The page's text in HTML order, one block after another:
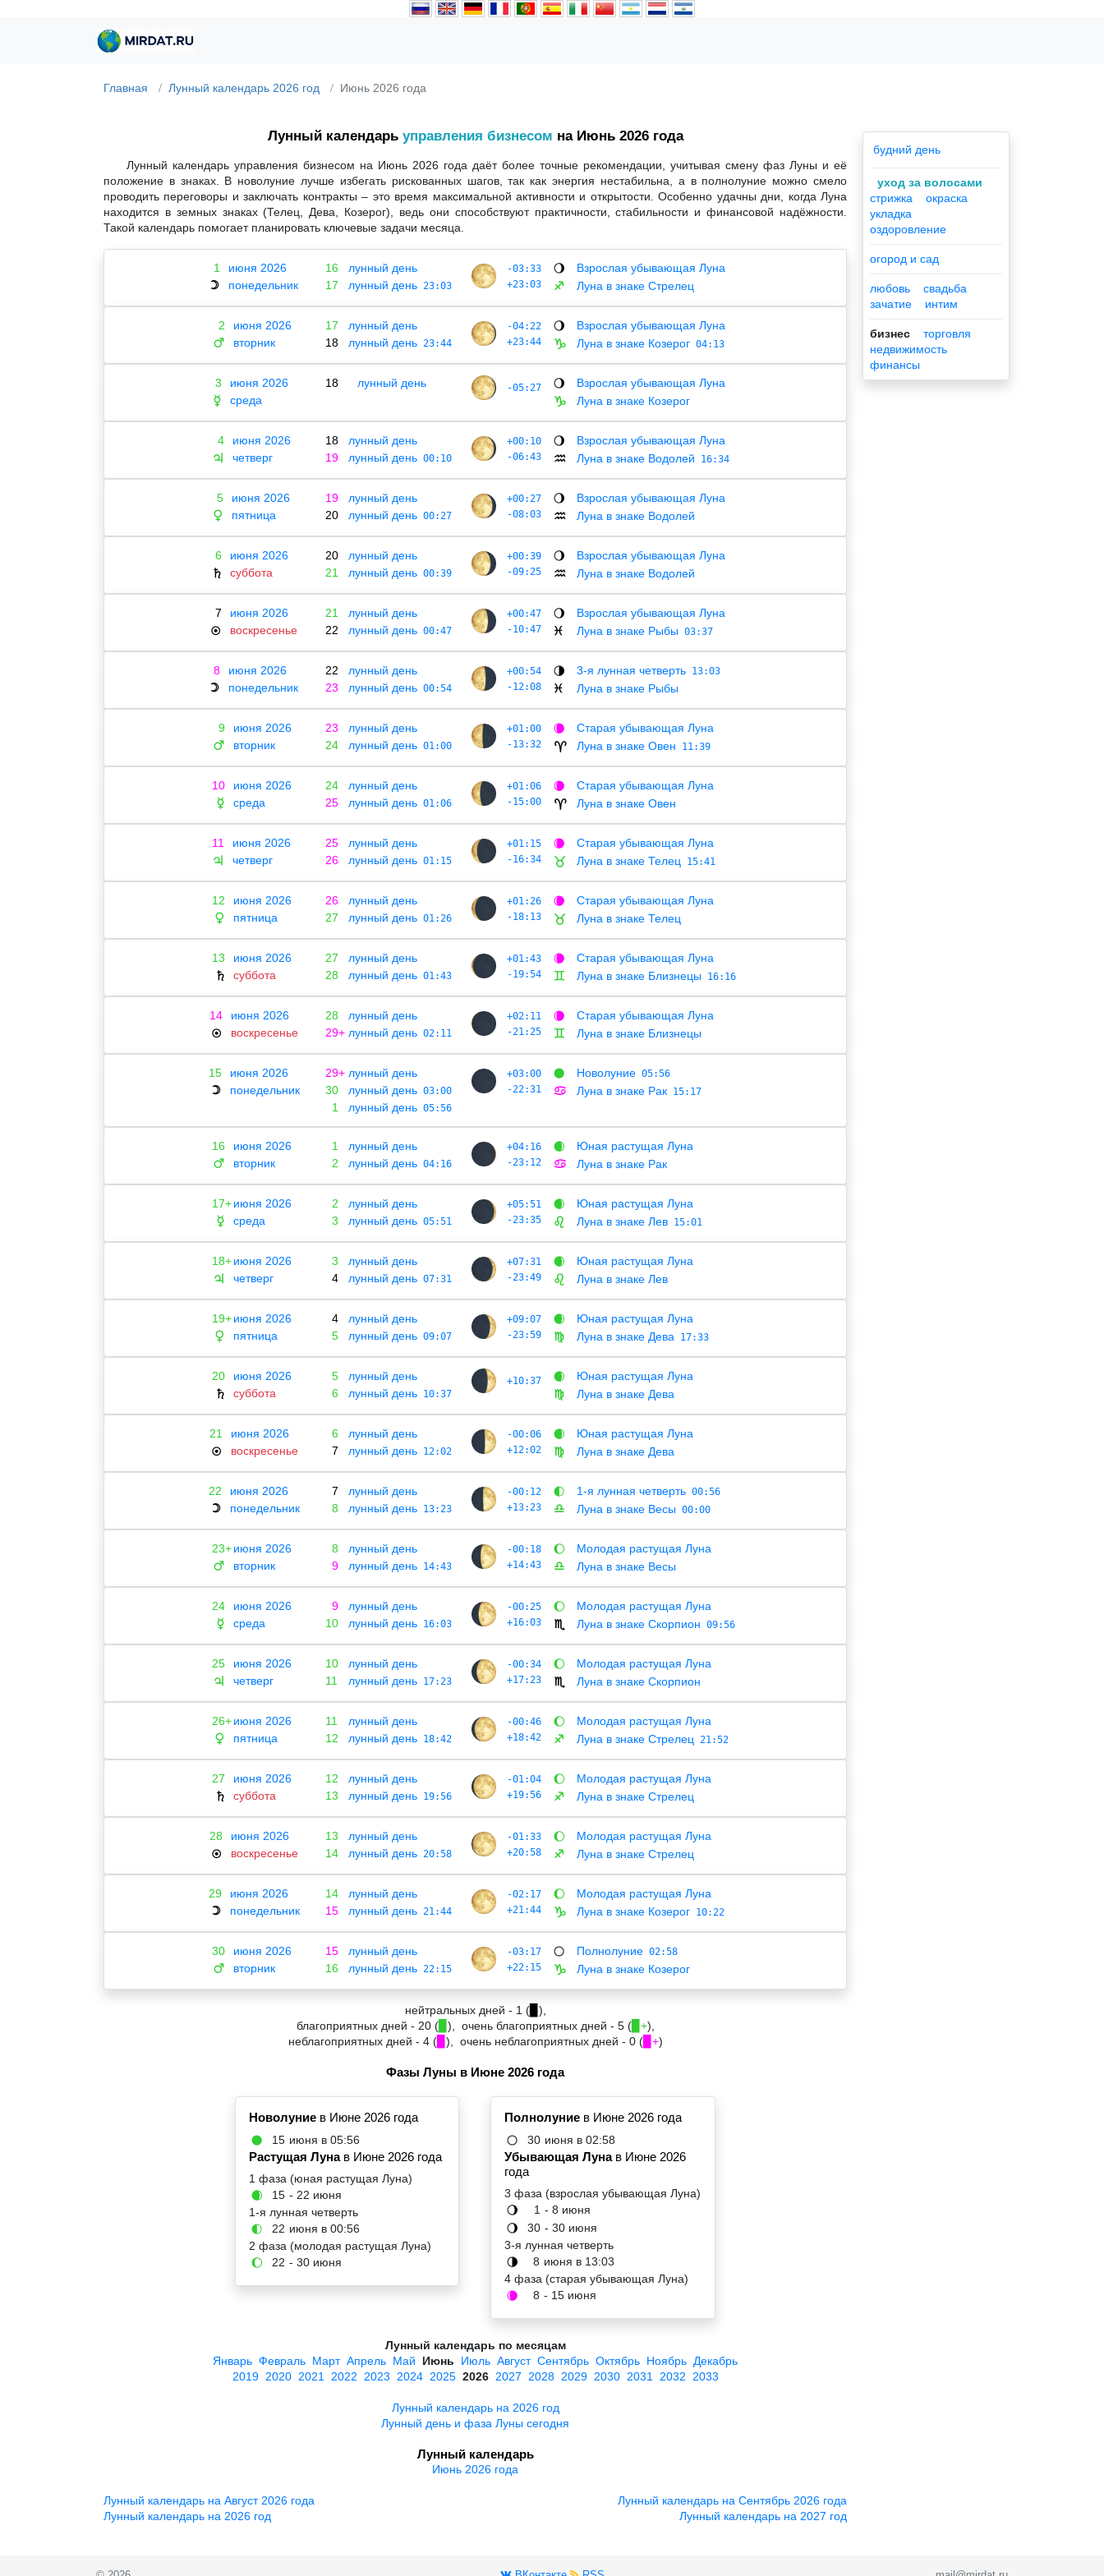
Главная Лунный календарь 2026 год Июнь 2026 года
Лунный календарь управления бизнесом на Июнь 2026 года
Лунный календарь управления бизнесом на Июнь 2026 года даёт более точные рекомендации, учитывая смену фаз Луны и её
положение в знаках. В новолуние лучше избегать рискованных шагов, так как энергия нестабильна, а в полнолуние можно смело
проводить переговоры и заключать контракты – это время максимальной активности и открытости. Особенно удачны дни, когда Луна
находится в земных знаках (Телец, Дева, Козерог), ведь они способствуют практичности, стабильности и финансовой надёжности.
Такой календарь помогает планировать ключевые задачи месяца.
1 июня 2026
☽ понедельник
16
лунный день
17
лунный день23:03
-03:33
+23:03
🌖 Взрослая убывающая Луна
♐ Луна в знаке Стрелец
2 июня 2026
♂ вторник
17
лунный день
18
лунный день23:44
-04:22
+23:44
🌖 Взрослая убывающая Луна
♑ Луна в знаке Козерог04:13
3 июня 2026
☿ среда
18 лунный день -05:27 🌖 Взрослая убывающая Луна
♑ Луна в знаке Козерог
4 июня 2026
♃ четверг
18
лунный день
19
лунный день00:10
+00:10
-06:43
🌖 Взрослая убывающая Луна
♒ Луна в знаке Водолей 16:34
5 июня 2026
♀ пятница
19
лунный день
20
лунный день00:27
+00:27
-08:03
🌖 Взрослая убывающая Луна
♒ Луна в знаке Водолей
6 июня 2026
♄ суббота
20
лунный день
21
лунный день00:39
+00:39
-09:25
🌖 Взрослая убывающая Луна
♒ Луна в знаке Водолей
7 июня 2026
☉ воскресенье
21
лунный день
22
лунный день00:47
+00:47
-10:47
🌖 Взрослая убывающая Луна
♓ Луна в знаке Рыбы03:37
8 июня 2026
☽ понедельник
22
лунный день
23
лунный день00:54
+00:54
-12:08
🌗 3-я лунная четверть13:03
♓
Луна в знаке Рыбы
9 июня 2026
♂ вторник
23
лунный день
24
лунный день01:00
+01:00
-13:32
🌘 Старая убывающая Луна
♈ Луна в знаке Овен 11:39
10 июня 2026
☿ среда
24
лунный день
25
лунный день01:06
+01:06
-15:00
🌘 Старая убывающая Луна
♈ Луна в знаке Овен
11 июня 2026
♃ четверг
25
лунный день
26
лунный день01:15
+01:15
-16:34
🌘 Старая убывающая Луна
♉ Луна в знаке Телец 15:41
12 июня 2026
♀ пятница
26
лунный день
27
лунный день01:26
+01:26
-18:13
🌘 Старая убывающая Луна
♉ Луна в знаке Телец
13 июня 2026
♄ суббота
27
лунный день
28
лунный день01:43
+01:43
-19:54
🌘 Старая убывающая Луна
♊ Луна в знаке Близнецы16:16
14 июня 2026
☉ воскресенье
28
лунный день
29+ лунный день02:11
+02:11
-21:25
🌘 Старая убывающая Луна
♊ Луна в знаке Близнецы
15 июня 2026
☽ понедельник
29+ лунный день
30
лунный день03:00
1 лунный день05:56
+03:00
-22:31
🌑 Новолуние05:56
♋
Луна в знаке Рак15:17
16 июня 2026
♂ вторник
1
лунный день
2
лунный день04:16
+04:16
-23:12
🌒 Юная растущая Луна
♋ Луна в знаке Рак
17+ июня 2026
☿ среда
2
лунный день
3
лунный день05:51
+05:51
-23:35
🌒 Юная растущая Луна
♌ Луна в знаке Лев15:01
18+ июня 2026
♃ четверг
3
лунный день
4
лунный день07:31
+07:31
-23:49
🌒 Юная растущая Луна
♌ Луна в знаке Лев
19+ июня 2026
♀ пятница
4
лунный день
5
лунный день09:07
+09:07
-23:59
🌒 Юная растущая Луна
♍ Луна в знаке Дева 17:33
20 июня 2026
♄ суббота
5
лунный день
6
лунный день10:37
+10:37 🌒 Юная растущая Луна
♍ Луна в знаке Дева
21 июня 2026
☉ воскресенье
6
лунный день
7
лунный день12:02
-00:06
+12:02
🌒 Юная растущая Луна
♍ Луна в знаке Дева
22 июня 2026
☽ понедельник
7
лунный день
8
лунный день13:23
-00:12
+13:23
🌓 1-я лунная четверть00:56
♎
Луна в знаке Весы00:00
23+ июня 2026
♂ вторник
8
лунный день
9
лунный день14:43
-00:18
+14:43
🌔 Молодая растущая Луна
♎ Луна в знаке Весы
24 июня 2026
☿ среда
9
лунный день
10
лунный день16:03
-00:25
+16:03
🌔 Молодая растущая Луна
♏ Луна в знаке Скорпион 09:56
25 июня 2026
♃ четверг
10
лунный день
11
лунный день17:23
-00:34
+17:23
🌔 Молодая растущая Луна
♏ Луна в знаке Скорпион
26+ июня 2026
♀ пятница
11
лунный день
12
лунный день18:42
-00:46
+18:42
🌔 Молодая растущая Луна
♐ Луна в знаке Стрелец 21:52
27 июня 2026
♄ суббота
12
лунный день
13
лунный день19:56
-01:04
+19:56
🌔 Молодая растущая Луна
♐ Луна в знаке Стрелец
28 июня 2026
☉ воскресенье
13
лунный день
14
лунный день20:58
-01:33
+20:58
🌔 Молодая растущая Луна
♐ Луна в знаке Стрелец
29 июня 2026
☽ понедельник
14
лунный день
15
лунный день21:44
-02:17
+21:44
🌔 Молодая растущая Луна
♑ Луна в знаке Козерог10:22
30 июня 2026
♂ вторник
15
лунный день
16
лунный день22:15
-03:17
+22:15
🌕 Полнолуние02:58
♑
Луна в знаке Козерог
нейтральных дней - 1 (▉ ),
благоприятных дней - 20 (▉ ), очень благоприятных дней - 5 (▉+),
неблагоприятных дней - 4 (▉ ), очень неблагоприятных дней - 0 (▉+)
Фазы Луны в Июне 2026 года
Новолуние в Июне 2026 года
🌑 15 июня в 05:56
Растущая Луна в Июне 2026 года
1 фаза (юная растущая Луна)
🌒 15 - 22 июня
1-я лунная четверть
🌓 22 июня в 00:56
2 фаза (молодая растущая Луна)
🌔 22 - 30 июня
Полнолуние в Июне 2026 года
🌕 30 июня в 02:58
Убывающая Луна в Июне 2026
года
3 фаза (взрослая убывающая Луна)
🌖 1 - 8 июня
🌖 30 - 30 июня
3-я лунная четверть
🌗 8 июня в 13:03
4 фаза (старая убывающая Луна)
🌘 8 - 15 июня
Лунный календарь по месяцам
Январь Февраль Март Апрель Май Июнь Июль Август Сентябрь Октябрь Ноябрь Декабрь
2019 2020 2021 2022 2023 2024 2025 2026 2027 2028 2029 2030 2031 2032 2033
Лунный календарь на 2026 год
Лунный день и фаза Луны сегодня
Лунный календарь
Июнь 2026 года
Лунный календарь на Август 2026 года
Лунный календарь на 2026 год
Лунный календарь на Сентябрь 2026 года
Лунный календарь на 2027 год
будний день
уход за волосами
стрижка
окраска
укладка
оздоровление
огород и сад
любовь
свадьба
зачатие
интим
бизнес
торговля
недвижимость
финансы